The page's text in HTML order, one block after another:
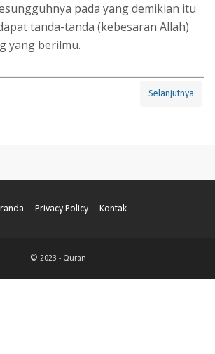
pada yang demikian itu
tanda-tanda (kebesaran Allah)
yang berilmu.
Selanjutnya
Privacy Policy Kontak
© 2023 - Quran